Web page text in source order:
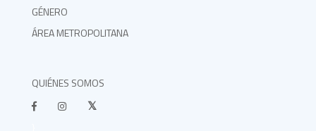
GÉNERO
ÁREA METROPOLITANA
QUIÉNES SOMOS